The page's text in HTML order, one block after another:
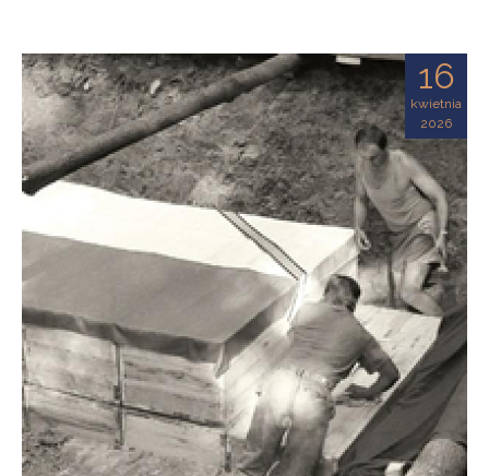
16
kwietnia
2026